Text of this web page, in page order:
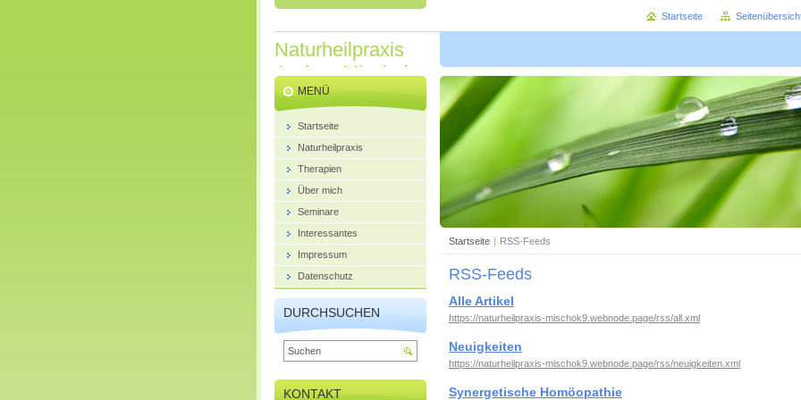
Naturheilpraxis
Andrea Mischok
Startseite | RSS-Feeds
RSS-Feeds
Alle Artikel
https://naturheilpraxis-mischok9.webnode.page/rss/all.xml
Neuigkeiten
https://naturheilpraxis-mischok9.webnode.page/rss/neuigkeiten.xml
Synergetische Homöopathie
MENÜ
Startseite
Naturheilpraxis
Therapien
Über mich
Seminare
Interessantes
Impressum
Datenschutz
DURCHSUCHEN
KONTAKT
Startseite